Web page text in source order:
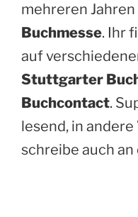
mehreren
Buchmesse. Ihr
auf
Stuttgarter
Buchcontact.
lesend, in
schreibe auch